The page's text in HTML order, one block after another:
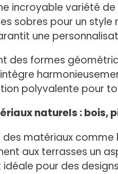
incroyable variété
sobres pour un
une
des formes
polyvalente pour
naturels : bois,
matériaux
aux terrasses un
pour des